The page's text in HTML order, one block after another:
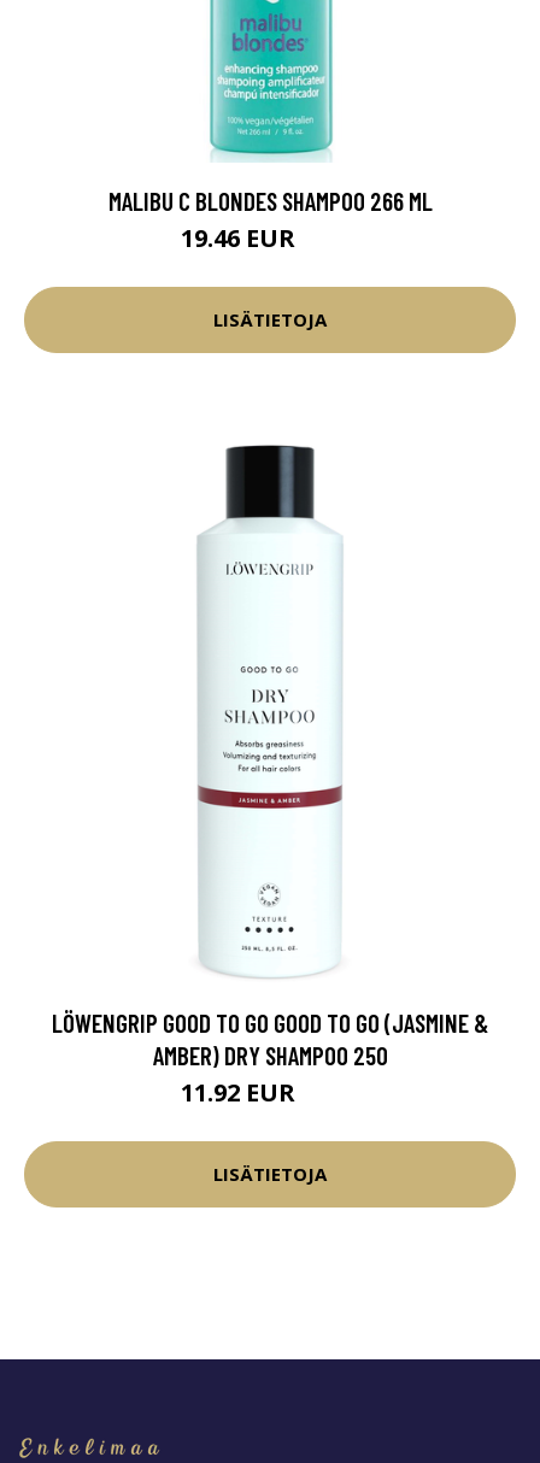
MALIBU C BLONDES SHAMPOO 266 ML
19.46 EUR
LISÄTIETOJA
LÖWENGRIP GOOD TO GO GOOD TO GO (JASMINE &
AMBER) DRY SHAMPOO 250
11.92 EUR
LISÄTIETOJA